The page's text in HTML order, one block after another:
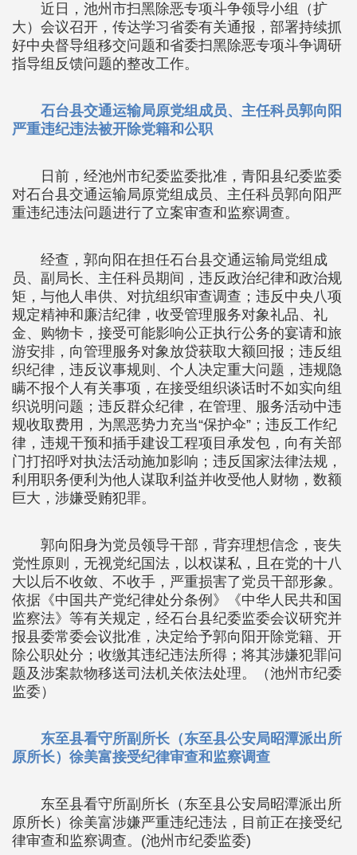
近日，池州市扫黑除恶专项斗争领导小组（扩
大）会议召开，传达学习省委有关通报，部署持续抓
好中央督导组移交问题和省委扫黑除恶专项斗争调研
指导组反馈问题的整改工作。
石台县交通运输局原党组成员、主任科员郭向阳
严重违纪违法被开除党籍和公职
日前，经池州市纪委监委批准，青阳县纪委监委
对石台县交通运输局原党组成员、主任科员郭向阳严
重违纪违法问题进行了立案审查和监察调查。
经查，郭向阳在担任石台县交通运输局党组成
员、副局长、主任科员期间，违反政治纪律和政治规
矩，与他人串供、对抗组织审查调查；违反中央八项
规定精神和廉洁纪律，收受管理服务对象礼品、礼
金、购物卡，接受可能影响公正执行公务的宴请和旅
游安排，向管理服务对象放贷获取大额回报；违反组
织纪律，违反议事规则、个人决定重大问题，违规隐
瞒不报个人有关事项，在接受组织谈话时不如实向组
织说明问题；违反群众纪律，在管理、服务活动中违
规收取费用，为黑恶势力充当“保护伞”；违反工作纪
律，违规干预和插手建设工程项目承发包，向有关部
门打招呼对执法活动施加影响；违反国家法律法规，
利用职务便利为他人谋取利益并收受他人财物，数额
巨大，涉嫌受贿犯罪。
郭向阳身为党员领导干部，背弃理想信念，丧失
党性原则，无视党纪国法，以权谋私，且在党的十八
大以后不收敛、不收手，严重损害了党员干部形象。
依据《中国共产党纪律处分条例》《中华人民共和国
监察法》等有关规定，经石台县纪委监委会议研究并
报县委常委会议批准，决定给予郭向阳开除党籍、开
除公职处分；收缴其违纪违法所得；将其涉嫌犯罪问
题及涉案款物移送司法机关依法处理。（池州市纪委
监委）
东至县看守所副所长（东至县公安局昭潭派出所
原所长）徐美富接受纪律审查和监察调查
东至县看守所副所长（东至县公安局昭潭派出所
原所长）徐美富涉嫌严重违纪违法，目前正在接受纪
律审查和监察调查。(池州市纪委监委)